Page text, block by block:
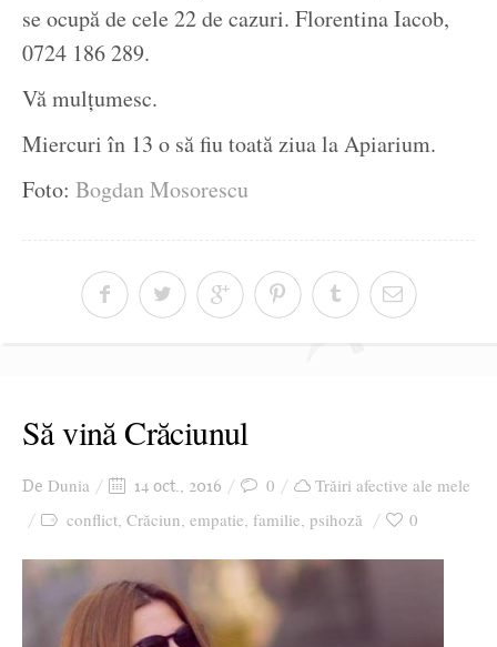
se ocupă de cele 22 de cazuri. Florentina Iacob,
0724 186 289.
Vă mulțumesc.
Miercuri în 13 o să fiu toată ziua la Apiarium.
Foto: Bogdan Mosorescu
Să vină Crăciunul
De Dunia 14 oct., 2016 0
Trăiri afective ale mele
conflict Crăciun empatie familie psihoză 0